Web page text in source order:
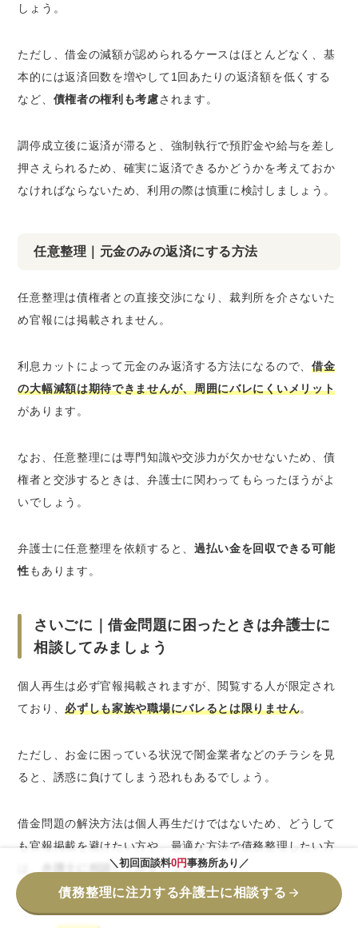
しょう。
ただし、借金の減額が認められるケースはほとんどなく、基
本的には返済回数を増やして1回あたりの返済額を低くする
など、 債権者の権利も考慮されます。
調停成立後に返済が滞ると、強制執行で預貯金や給与を差し
押さえられるため、確実に返済できるかどうかを考えておか
なければならないため、利用の際は慎重に検討しましょう。
任意整理｜元金のみの返済にする方法
任意整理は債権者との直接交渉になり、裁判所を介さないた
め官報には掲載されません。
利息カットによって元金のみ返済する方法になるので、 借金
の大幅減額は期待できませんが、周囲にバレにくいメリット
があります。
なお、任意整理には専門知識や交渉力が欠かせないため、債
権者と交渉するときは、弁護士に関わってもらったほうがよ
いでしょう。
弁護士に任意整理を依頼すると、 過払い金を回収できる可能
性もあります。
さいごに｜借金問題に困ったときは弁護士に
相談してみましょう
個人再生は必ず官報掲載されますが、閲覧する人が限定され
ており、必ずしも家族や職場にバレるとは限りません。
ただし、お金に困っている状況で闇金業者などのチラシを見
ると、誘惑に負けてしまう恐れもあるでしょう。
借金問題の解決方法は個人再生だけではないため、どうして
も官報掲載を避けたい方や、最適な方法で債務整理したい方
してみましょう。
＼初回面談料0円事務所あり／
債務整理に注力する弁護士に相談する